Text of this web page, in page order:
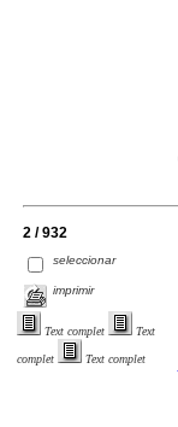
2 / 932
seleccionar
imprimir
Text complet Text
complet Text complet